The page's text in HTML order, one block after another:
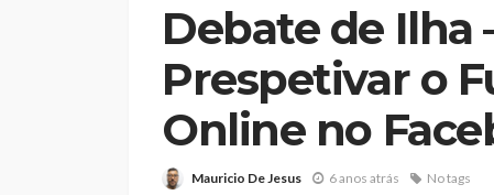
Debate de Ilha
Prespetivar o
Online no
Mauricio De Jesus 6 anos atrás No tags